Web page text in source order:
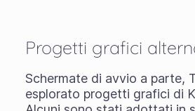
Progetti grafici
Schermate di avvio a parte,
esplorato progetti grafici di